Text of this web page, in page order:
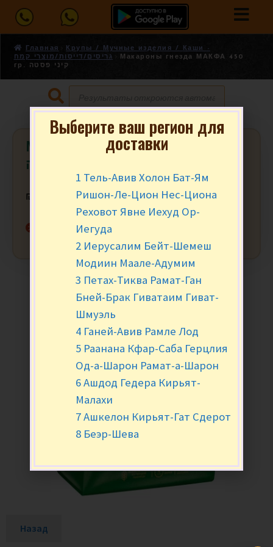
Главная
Крупы / Мучные изделия / Каши -
גריסים/דייסות/מוצרי קמח
Макароны гнезда МАКФА 450
гр. קיני פסטה
Макароны гнезда МАКФА 450 гр.
קיני פסטה
₪ за уп.
Нет в наличии
Назад
Выберите ваш регион для
доставки
1 Тель-Авив Холон Бат-Ям
Ришон-Ле-Цион Нес-Циона
Реховот Явне Иехуд Ор-
Иегуда
2 Иерусалим Бейт-Шемеш
Модиин Маале-Адумим
3 Петах-Тиква Рамат-Ган
Бней-Брак Гиватаим Гиват-
Шмуэль
4 Ганей-Авив Рамле Лод
5 Раанана Кфар-Саба Герцлия
Од-а-Шарон Рамат-а-Шарон
6 Ашдод Гедера Кирьят-
Малахи
7 Ашкелон Кирьят-Гат Сдерот
8 Беэр-Шева